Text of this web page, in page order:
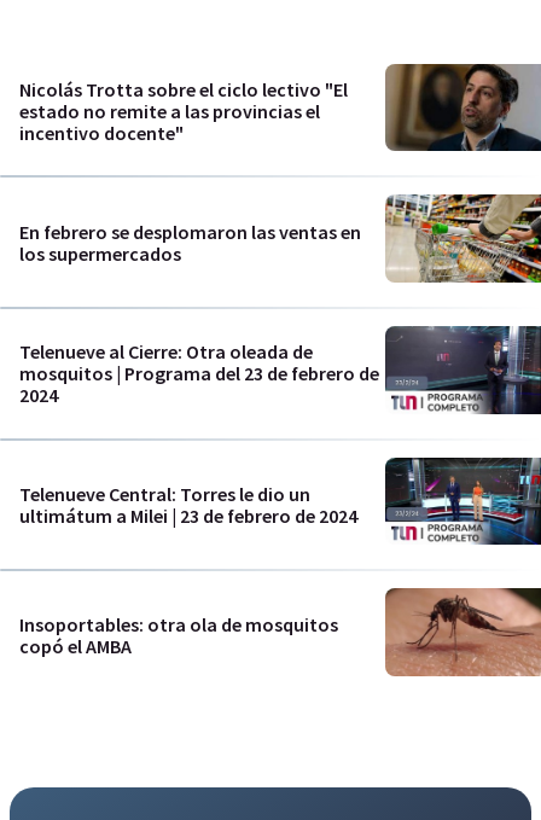
Nicolás Trotta sobre el ciclo lectivo "El
estado no remite a las provincias el
incentivo docente"
En febrero se desplomaron las ventas en
los supermercados
Telenueve al Cierre: Otra oleada de
mosquitos | Programa del 23 de febrero de
2024
Telenueve Central: Torres le dio un
ultimátum a Milei | 23 de febrero de 2024
Insoportables: otra ola de mosquitos
copó el AMBA